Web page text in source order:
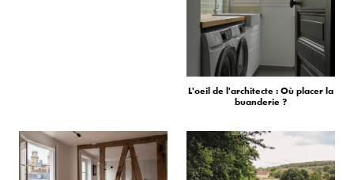
L'oeil de l'architecte : Où placer la
buanderie ?